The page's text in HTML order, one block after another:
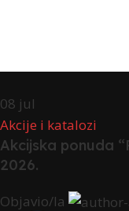
08 jul
Akcije i katalozi
Akcijska ponuda
2026.
Objavio/la